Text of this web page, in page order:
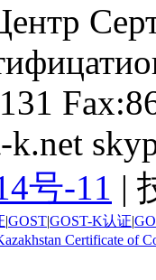
号-11 |
|GOST|GOST-K认证|
Certificate of